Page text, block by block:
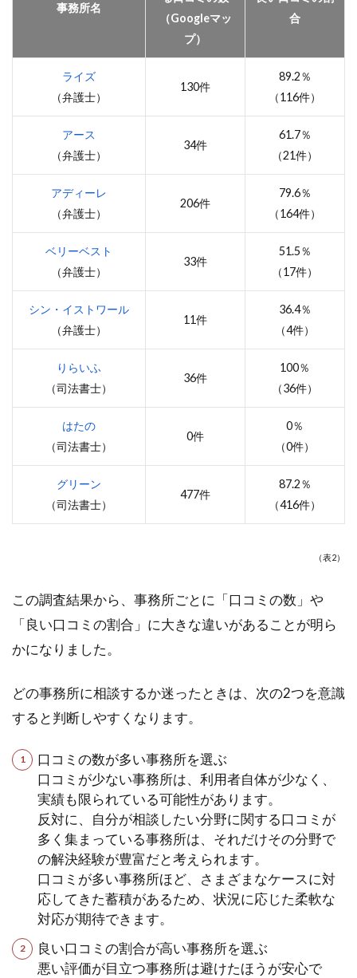
事務所名
（Googleマッ
プ）
合
ライズ
（弁護士）
130件
89.2％
（116件）
アース
（弁護士）
34件
61.7％
（21件）
アディーレ
（弁護士）
206件
79.6％
（164件）
ベリーベスト
（弁護士）
33件
51.5％
（17件）
シン・イストワール
（弁護士）
11件
36.4％
（4件）
りらいふ
（司法書士）
36件
100％
（36件）
はたの
（司法書士）
0件
0％
（0件）
グリーン
（司法書士）
477件
87.2％
（416件）
（表2）
この調査結果から、事務所ごとに「口コミの数」や
「良い口コミの割合」に大きな違いがあることが明ら
かになりました。
どの事務所に相談するか迷ったときは、次の2つを意識
すると判断しやすくなります。
口コミの数が多い事務所を選ぶ
口コミが少ない事務所は、利用者自体が少なく、
実績も限られている可能性があります。
反対に、自分が相談したい分野に関する口コミが
多く集まっている事務所は、それだけその分野で
の解決経験が豊富だと考えられます。
口コミが多い事務所ほど、さまざまなケースに対
応してきた蓄積があるため、状況に応じた柔軟な
対応が期待できます。
良い口コミの割合が高い事務所を選ぶ
悪い評価が目立つ事務所は避けたほうが安心で